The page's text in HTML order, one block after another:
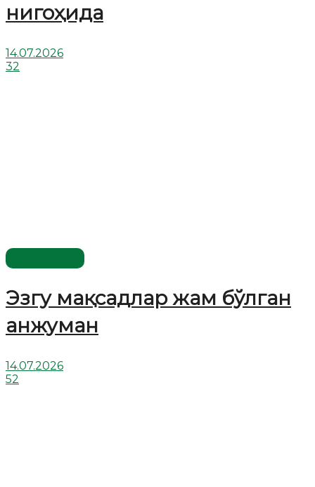
нигоҳида
14.07.2026
32
Эзгу мақсадлар жам бўлган
анжуман
14.07.2026
52